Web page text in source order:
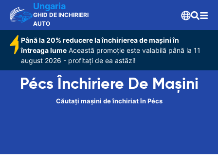
Ungaria
GHID DE INCHIRIERI
AUTO
Până la 20% reducere la închirierea de mașini în
întreaga lume Această promoție este valabilă până la 11
august 2026 - profitați de ea astăzi!
Pécs Închiriere De Maşini
Căutați mașini de închiriat în Pécs